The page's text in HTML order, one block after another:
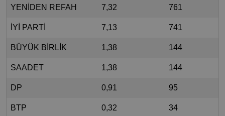
YENİDEN REFAH 7,32 761
İYİ PARTİ 7,13 741
BÜYÜK BİRLİK 1,38 144
SAADET 1,38 144
DP 0,91 95
BTP 0,32 34